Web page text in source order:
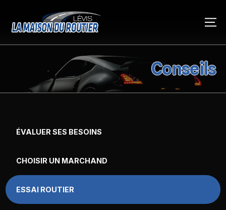
Conseils
ÉVALUER SES BESOINS
CHOISIR UN MARCHAND
ESSAI ROUTIER